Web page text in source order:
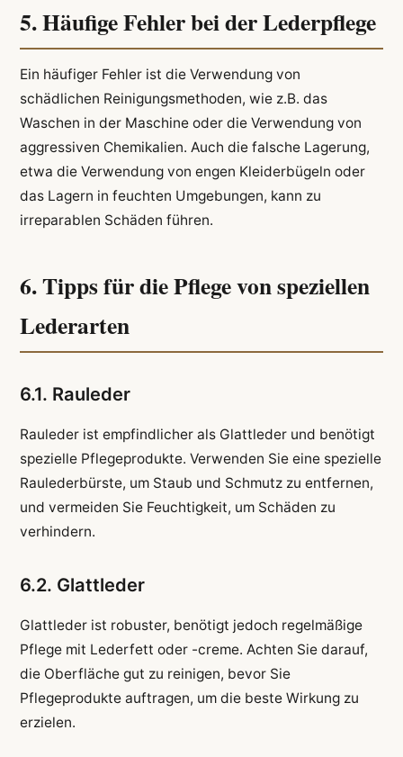
5. Häufige Fehler bei der Lederpflege
Ein häufiger Fehler ist die Verwendung von
schädlichen Reinigungsmethoden, wie z.B. das
Waschen in der Maschine oder die Verwendung von
aggressiven Chemikalien. Auch die falsche Lagerung,
etwa die Verwendung von engen Kleiderbügeln oder
das Lagern in feuchten Umgebungen, kann zu
irreparablen Schäden führen.
6. Tipps für die Pflege von speziellen
Lederarten
6.1. Rauleder
Rauleder ist empfindlicher als Glattleder und benötigt
spezielle Pflegeprodukte. Verwenden Sie eine spezielle
Raulederbürste, um Staub und Schmutz zu entfernen,
und vermeiden Sie Feuchtigkeit, um Schäden zu
verhindern.
6.2. Glattleder
Glattleder ist robuster, benötigt jedoch regelmäßige
Pflege mit Lederfett oder -creme. Achten Sie darauf,
die Oberfläche gut zu reinigen, bevor Sie
Pflegeprodukte auftragen, um die beste Wirkung zu
erzielen.